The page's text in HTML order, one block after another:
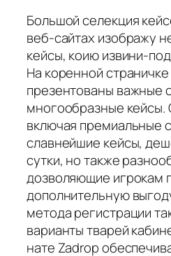
Большой селекция
веб-сайтах изображу
кейсы, коию извини-
На коренной
презентованы важные
многообразные кейсы.
включая премиальные
славнейшие кейсы,
сутки, но также
дозволяющие игрокам
дополнительную
метода регистрации
варианты тварей
нате Zadrop